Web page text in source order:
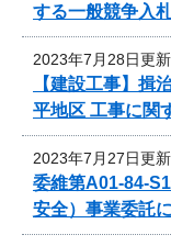
する一般競争入
2023年7月28日更新
【建設工事】
平地区 工事に関
2023年7月27日更新
委維第A01-84-
安全）事業委託